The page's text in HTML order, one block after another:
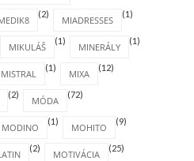
(2)
MIADRESSES
(1)
MIKULÁŠ
(1)
MINERÁLY
(1)
MISTRAL
(1)
MIXA
(12)
(2)
MÓDA
(72)
MODINO
(1)
MOHITO
(9)
(2)
MOTIVÁCIA
(25)